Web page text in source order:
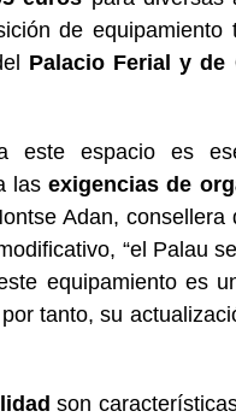
de equipamiento
Palacio Ferial y de
este espacio es
lasexigencias de
Adan, consellera
“el Palau
equipamiento es
tanto, su
son